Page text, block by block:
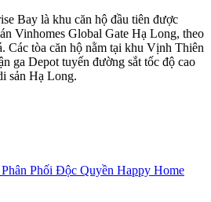
Bay là khu căn hộ đầu tiên được
Vinhomes Global Gate Hạ Long, theo
Các tòa căn hộ nằm tại khu Vịnh Thiên
ga Depot tuyến đường sắt tốc độ cao
sản Hạ Long.
Phối Độc Quyền Happy Home